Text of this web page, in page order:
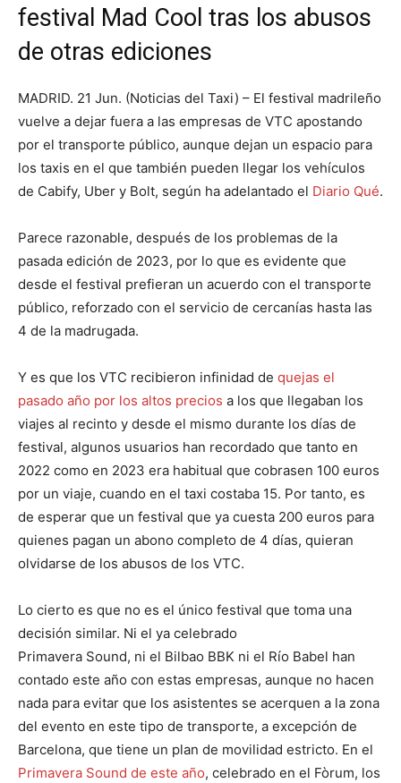
festival Mad Cool tras los abusos
de otras ediciones
MADRID. 21 Jun. (Noticias del Taxi) – El festival madrileño
vuelve a dejar fuera a las empresas de VTC apostando
por el transporte público, aunque dejan un espacio para
los taxis en el que también pueden llegar los vehículos
de Cabify, Uber y Bolt, según ha adelantado el Diario Qué.
Parece razonable, después de los problemas de la
pasada edición de 2023, por lo que es evidente que
desde el festival prefieran un acuerdo con el transporte
público, reforzado con el servicio de cercanías hasta las
4 de la madrugada.
Y es que los VTC recibieron infinidad de quejas el
pasado año por los altos precios a los que llegaban los
viajes al recinto y desde el mismo durante los días de
festival, algunos usuarios han recordado que tanto en
2022 como en 2023 era habitual que cobrasen 100 euros
por un viaje, cuando en el taxi costaba 15. Por tanto, es
de esperar que un festival que ya cuesta 200 euros para
quienes pagan un abono completo de 4 días, quieran
olvidarse de los abusos de los VTC.
Lo cierto es que no es el único festival que toma una
decisión similar. Ni el ya celebrado
Primavera Sound, ni el Bilbao BBK ni el Río Babel han
contado este año con estas empresas, aunque no hacen
nada para evitar que los asistentes se acerquen a la zona
del evento en este tipo de transporte, a excepción de
Barcelona, que tiene un plan de movilidad estricto. En el
Primavera Sound de este año, celebrado en el Fòrum, los